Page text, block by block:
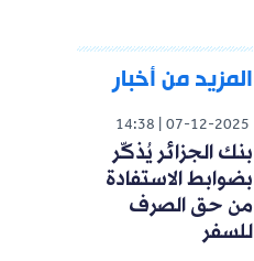
المزيد من أخبار
07-12-2025
14:38
بنك الجزائر يُذكّر
بضوابط الاستفادة
من حق الصرف
للسفر